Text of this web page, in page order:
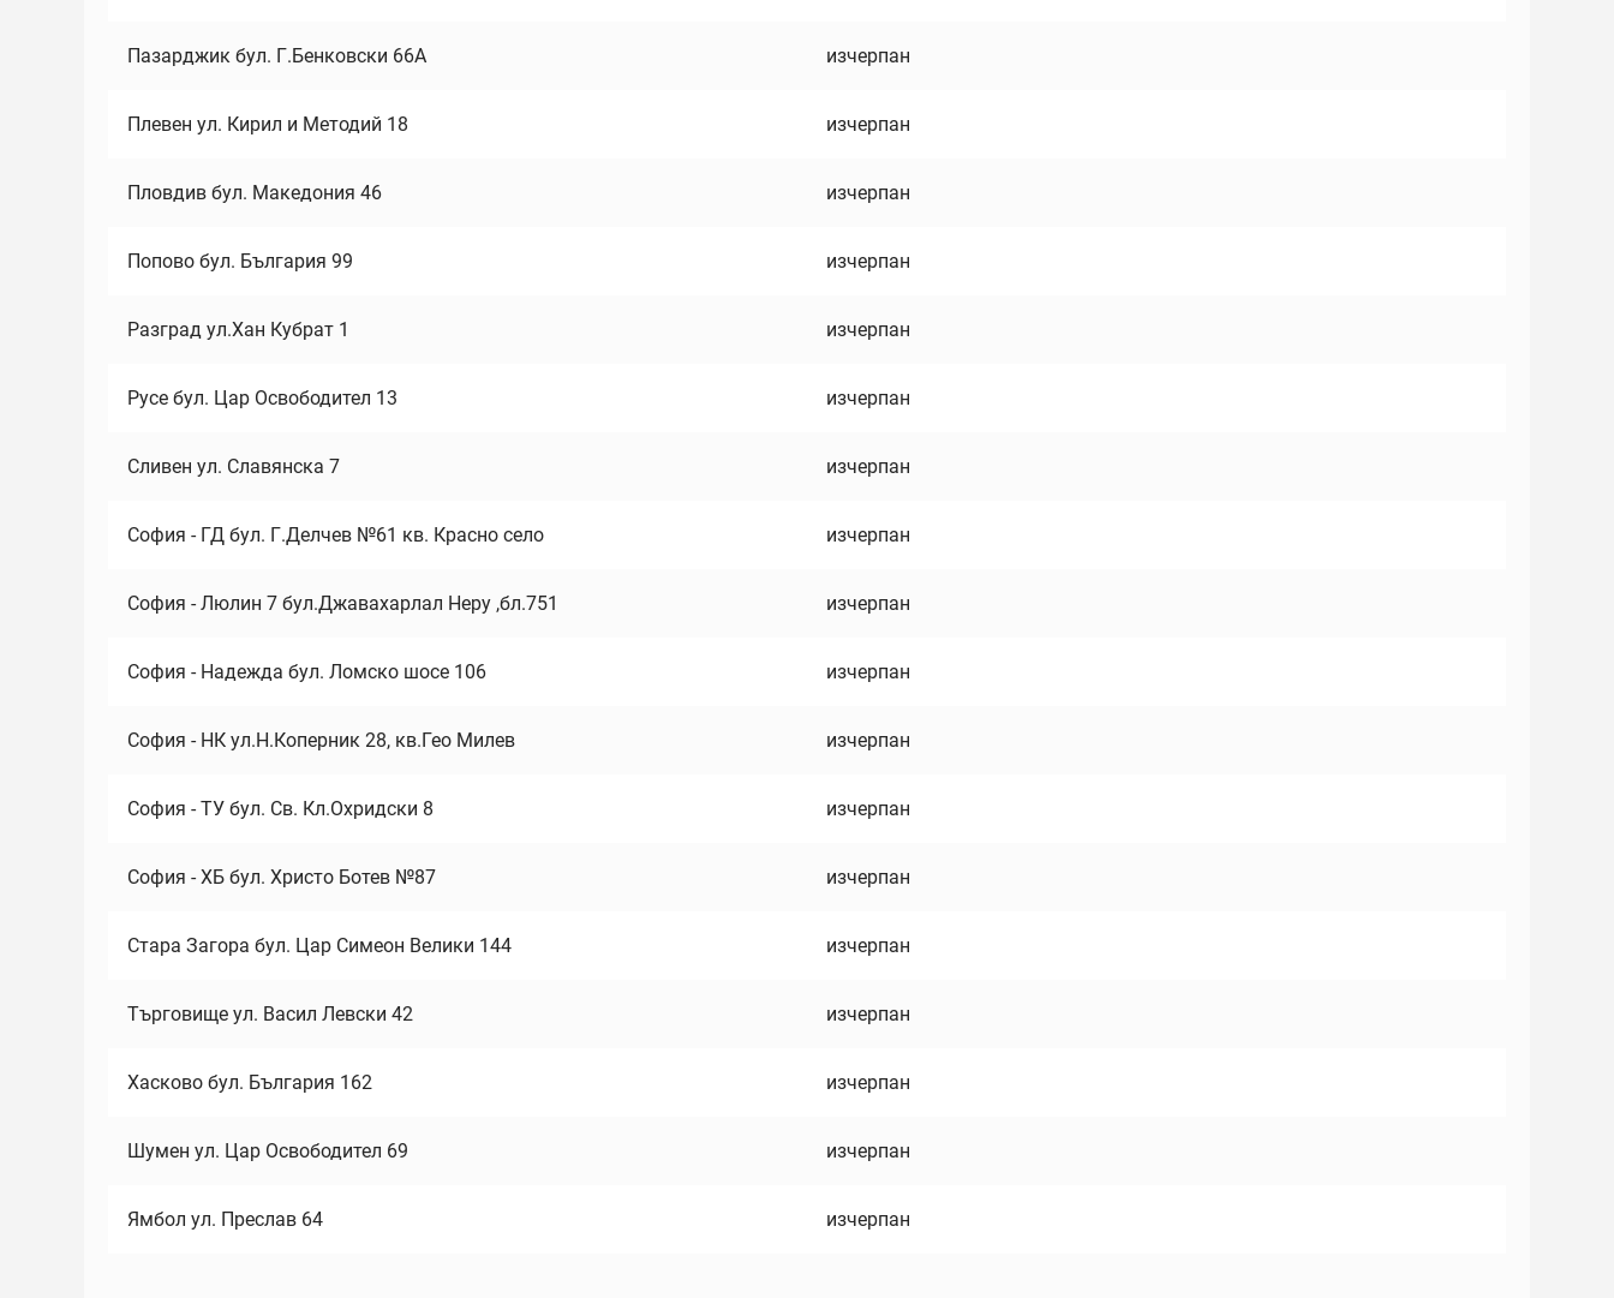
Пазарджик бул. Г.Бенковски 66А изчерпан
Плевен ул. Кирил и Методий 18 изчерпан
Пловдив бул. Македония 46 изчерпан
Попово бул. България 99 изчерпан
Разград ул.Хан Кубрат 1 изчерпан
Русе бул. Цар Освободител 13 изчерпан
Сливен ул. Славянска 7 изчерпан
София - ГД бул. Г.Делчев №61 кв. Красно село изчерпан
София - Люлин 7 бул.Джавахарлал Неру ,бл.751 изчерпан
София - Надежда бул. Ломско шосе 106 изчерпан
София - НК ул.Н.Коперник 28, кв.Гео Милев изчерпан
София - ТУ бул. Св. Кл.Охридски 8 изчерпан
София - ХБ бул. Христо Ботев №87 изчерпан
Стара Загора бул. Цар Симеон Велики 144 изчерпан
Търговище ул. Васил Левски 42 изчерпан
Хасково бул. България 162 изчерпан
Шумен ул. Цар Освободител 69 изчерпан
Ямбол ул. Преслав 64 изчерпан